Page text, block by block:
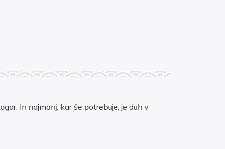
In najmanj, kar še potrebuje, je duh v